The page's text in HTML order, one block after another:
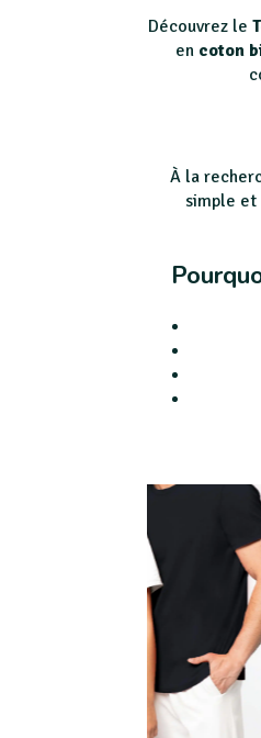
Découvrez le
en coton
À la
simple et